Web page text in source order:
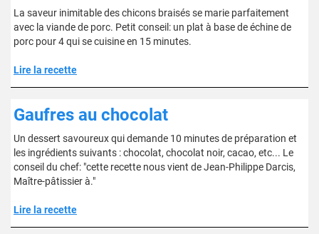
La saveur inimitable des chicons braisés se marie parfaitement
avec la viande de porc. Petit conseil: un plat à base de échine de
porc pour 4 qui se cuisine en 15 minutes.
Lire la recette
Gaufres au chocolat
Un dessert savoureux qui demande 10 minutes de préparation et
les ingrédients suivants : chocolat, chocolat noir, cacao, etc... Le
conseil du chef: "cette recette nous vient de Jean-Philippe Darcis,
Maître-pâtissier à."
Lire la recette